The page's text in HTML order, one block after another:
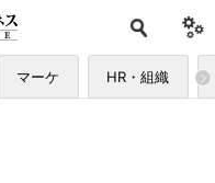
マーケ HR・組織